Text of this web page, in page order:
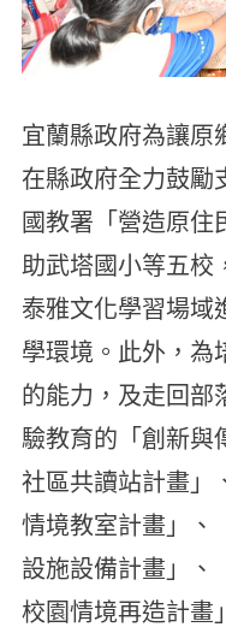
宜蘭縣政府為讓原
在縣政府全力鼓勵
國教署「營造原住
助武塔國小等五校
泰雅文化學習場域
學環境。此外，為
的能力，及走回部
驗教育的「創新與
社區共讀站計畫」
情境教室計畫」、
設施設備計畫」、
校園情境再造計畫